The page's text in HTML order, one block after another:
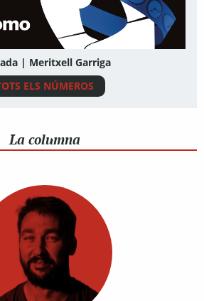
| Meritxell Garriga
ELS NÚMEROS
La columna